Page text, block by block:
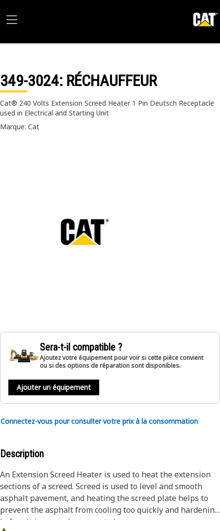
349-3024: RÉCHAUFFEUR
Cat® 240 Volts Extension Screed Heater 1 Pin Deutsch Receptacle
used in Electrical and Starting Unit
Marque: Cat
Sera-t-il compatible ?
Ajoutez votre équipement pour voir si cette pièce convient
ou si des options de réparation sont disponibles.
Ajouter un équipement
Connectez-vous pour consulter votre prix à la consommation
Description
An Extension Screed Heater is used to heat the extension
sections of a screed. Screed is used to level and smooth
asphalt pavement, and heating the screed plate helps to
prevent the asphalt from cooling too quickly and hardening
before it is properly compacted.